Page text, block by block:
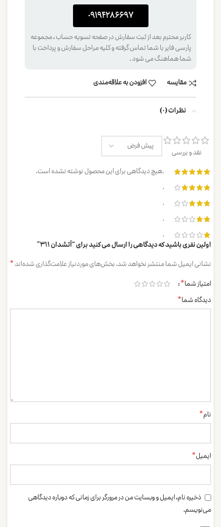
0۹۱۹۴۲۸۶۶۹۷
کاربر محترم بعد از ثبت سفارش در صفحه تسویه حساب ، مجموعه
پارسی فایر با شما تماس گرفته و کلیه مراحل سفارش و پرداخت با
شما هماهنگ می شود .
مقایسه افزودن به علاقه‌مندی
نظرات (0)
نقد و بررسی
0
0
0
0
0
هیچ دیدگاهی برای این محصول نوشته نشده است.
اولین نفری باشید که دیدگاهی را ارسال می کنید برای “آتشدان 311”
نشانی ایمیل شما منتشر نخواهد شد.بخش‌های موردنیاز علامت‌گذاری شده‌اند*
امتیاز شما*
دیدگاه شما*
نام*
ایمیل*
ذخیره نام، ایمیل و وبسایت من در مرورگر برای زمانی که دوباره دیدگاهی
می‌نویسم.